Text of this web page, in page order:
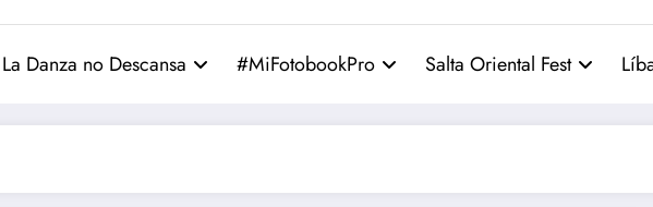
La Danza no Descansa #MiFotobookPro Salta Oriental Fest